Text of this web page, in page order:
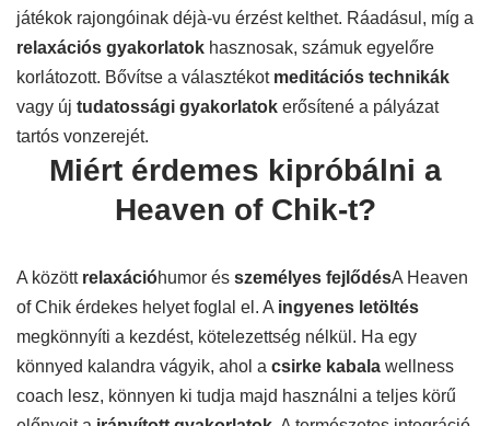
játékok rajongóinak déjà-vu érzést kelthet. Ráadásul, míg a
relaxációs gyakorlatok hasznosak, számuk egyelőre
korlátozott. Bővítse a választékot meditációs technikák
vagy új tudatossági gyakorlatok erősítené a pályázat
tartós vonzerejét.
Miért érdemes kipróbálni a
Heaven of Chik-t?
A között relaxációhumor és személyes fejlődésA Heaven
of Chik érdekes helyet foglal el. A ingyenes letöltés
megkönnyíti a kezdést, kötelezettség nélkül. Ha egy
könnyed kalandra vágyik, ahol a csirke kabala wellness
coach lesz, könnyen ki tudja majd használni a teljes körű
előnyeit a irányított gyakorlatok . A természetes integráció